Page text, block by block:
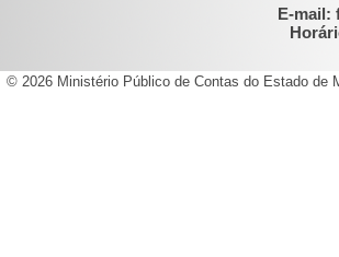
E-mail:
© 2026 Ministério Público de Contas do Estado de